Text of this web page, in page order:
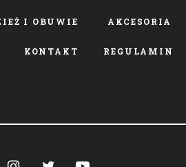
I OBUWIE AKCESORIA
KONTAKT REGULAMIN